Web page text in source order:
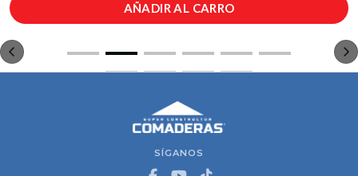
AÑADIR AL CARRO
SÍGANOS